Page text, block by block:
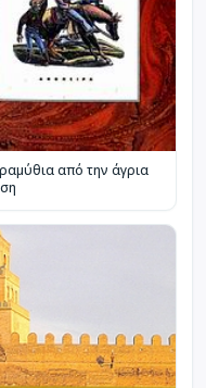
από την άγρια